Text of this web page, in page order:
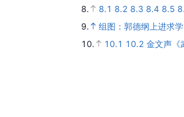
8.
8.1 8.2 8.3 8.4 8.5
9.
组图：郭德纲上进求
10.
10.1 10.2 金文声《